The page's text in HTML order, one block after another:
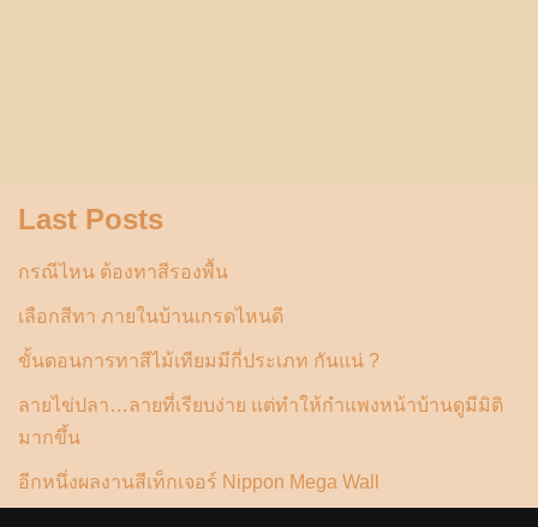
Last Posts
กรณีไหน ต้องทาสีรองพื้น
เลือกสีทา ภายในบ้านเกรดไหนดี
ขั้นตอนการทาสีไม้เทียมมีกี่ประเภท กันแน่ ?
ลายไข่ปลา…ลายที่เรียบง่าย แต่ทำให้กำแพงหน้าบ้านดูมีมิติ
มากขึ้น
อีกหนึ่งผลงานสีเท็กเจอร์ Nippon Mega Wall